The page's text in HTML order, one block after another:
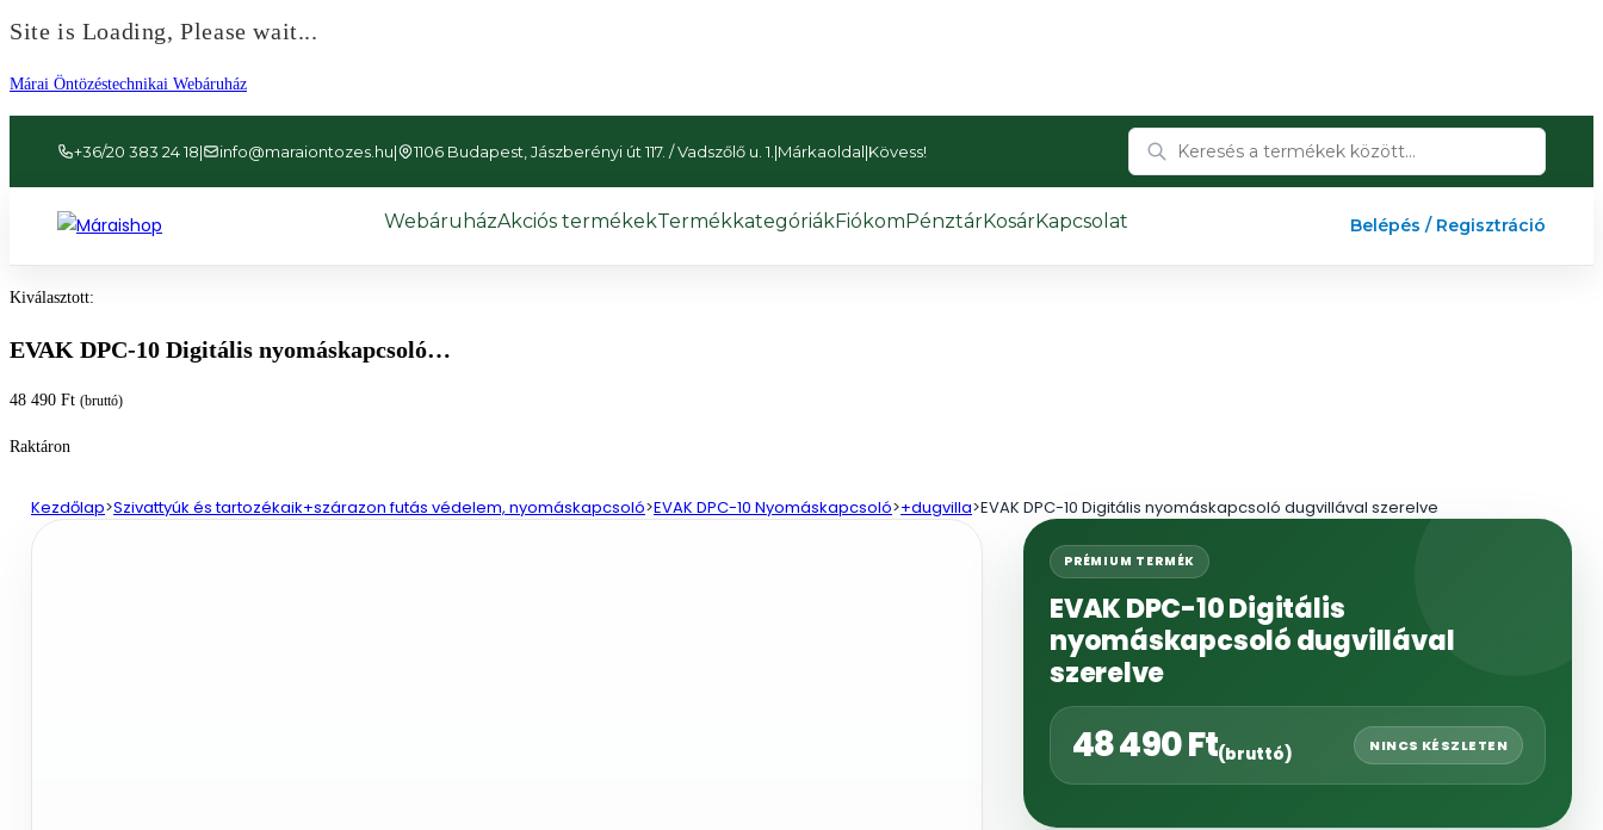
Site is Loading, Please wait...
Ugrás
a
tartalomhoz
Márai Öntözéstechnikai Webáruház
+36/20 383 24 18| info@maraiontozes.hu| 1106 Budapest, Jászberényi út 117. / Vadszőlő u. 1. |Márkaoldal|Kövess!
WebáruházAkciós termékekTermékkategóriákFiókomPénztárKosárKapcsolat Belépés / Regisztráció
Kiválasztott:
EVAK DPC-10 Digitális nyomáskapcsoló…
48 490 Ft (bruttó)
Raktáron
Kezdőlap>Szivattyúk és tartozékaik+szárazon futás védelem, nyomáskapcsoló>EVAK DPC-10 Nyomáskapcsoló>+dugvilla>EVAK DPC-10 Digitális nyomáskapcsoló dugvillával szerelve
PRÉMIUM TERMÉK
EVAK DPC-10 Digitális
nyomáskapcsoló dugvillával
szerelve
48 490Ft(bruttó) NINCS KÉSZLETEN